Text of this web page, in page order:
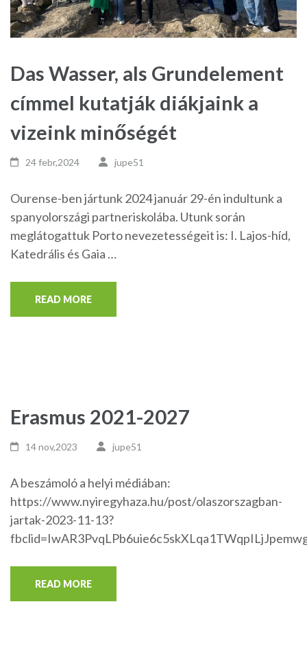
Das Wasser, als Grundelement
címmel kutatják diákjaink a
vizeink minőségét
24 febr,2024 jupe51
Ourense-ben jártunk 2024 január 29-én indultunk a
spanyolországi partneriskolába. Utunk során
meglátogattuk Porto nevezetességeit is: I. Lajos-híd,
Katedrális és Gaia …
READ MORE
Erasmus 2021-2027
14 nov,2023 jupe51
A beszámoló a helyi médiában:
https://www.nyiregyhaza.hu/post/olaszorszagban-
jartak-2023-11-13?
READ MORE